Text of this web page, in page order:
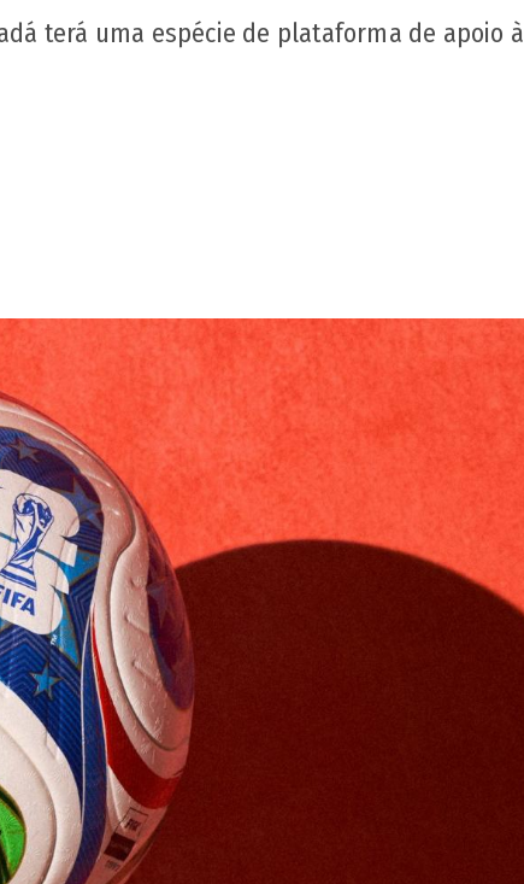
terá uma espécie de plataforma de apoio à